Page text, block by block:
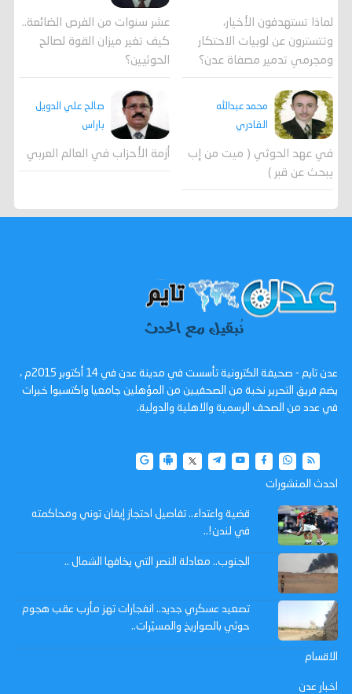
لماذا تستهدفون الأخيار،
وتتسترون عن لوبيات الاحتكار
ومجرمي تدمير مصفاة عدن؟
عشر سنوات من الفرص الضائعة..
كيف تغير ميزان القوة لصالح
الحوثيين؟
محمد عبدالله
القادري
في عهد الحوثي ( ميت من إب
يبحث عن قبر )
صالح علي الدويل
باراس
أزمة الأحزاب في العالم العربي
عدن تايم - صحيفة الكترونية تأسست في مدينة عدن في 14 أكتوبر 2015م ،
يضم فريق التحرير نخبة من الصحفيين من المؤهلين جامعيا واكتسبوا خبرات
في عدد من الصحف الرسمية والاهلية والدولية.
احدث المنشورات
قضية واعتداء.. تفاصيل احتجاز إيفان توني ومحاكمته
في لندن!..
الجنوب.. معادلة النصر التي يخافها الشمال ..
تصعيد عسكري جديد.. انفجارات تهز مأرب عقب هجوم
حوثي بالصواريخ والمسيّرات..
الاقسام
اخبار عدن